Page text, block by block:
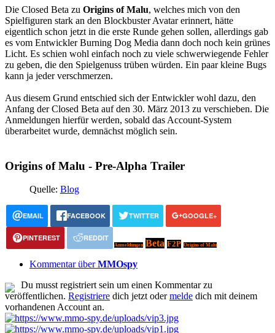
Weiteres
Follow us
Die Closed Beta zu Origins of Malu, welches mich von den
Spielfiguren stark an den Blockbuster Avatar erinnert, hätte
eigentlich schon jetzt in die erste Runde gehen sollen, allerdings gab
es vom Entwickler Burning Dog Media dann doch noch kein grünes
Licht. Es schien wohl einfach noch zu viele schwerwiegende Fehler
zu geben, die den Spielgenuss trüben würden. Ein paar kleine Bugs
kann ja jeder verschmerzen.
Aus diesem Grund entschied sich der Entwickler wohl dazu, den
Anfang der Closed Beta auf den 30. März 2013 zu verschieben. Die
Anmeldungen hierfür werden, sobald das Account-System
überarbeitet wurde, demnächst möglich sein.
Origins of Malu - Pre-Alpha Trailer
Quelle: Blog
EMAIL FACEBOOK TWITTER GOOGLE+
PINTEREST REDDIT
Anmeldungen Beta F2P Origins of Malu
Kommentar überMMOspy
Du musst registriert sein um einen Kommentar zu
veröffentlichen. Registriere dich jetzt odermelde dich mit deinem
vorhandenen Account an.